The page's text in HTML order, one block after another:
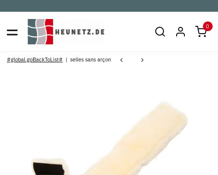
0
#global.goBackToList# selles sans arçon